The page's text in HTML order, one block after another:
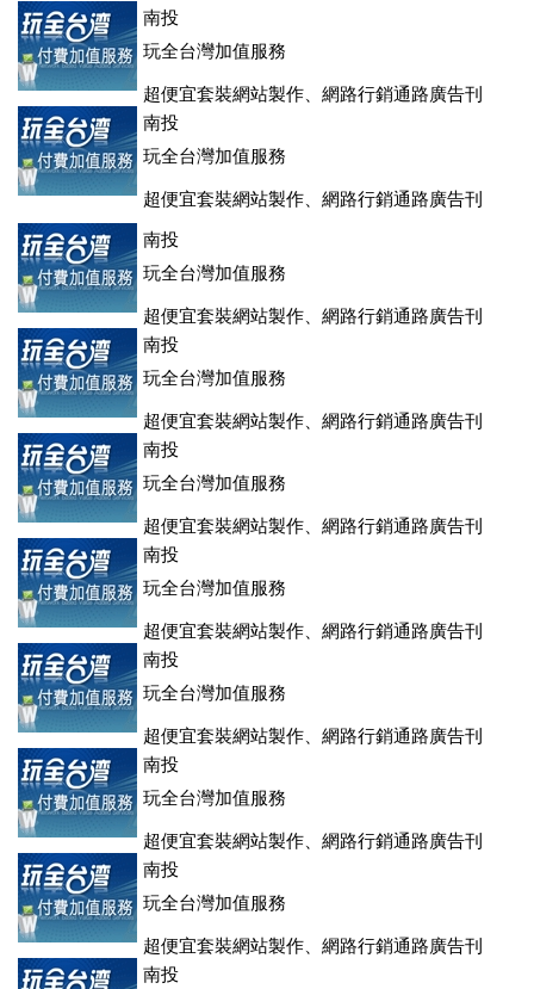
登、訂房系統、客房委託旅行社銷售，全面優惠中....
南投
玩全台灣加值服務
超便宜套裝網站製作、網路行銷通路廣告刊
登、訂房系統、客房委託旅行社銷售，全面優惠中....
南投
玩全台灣加值服務
超便宜套裝網站製作、網路行銷通路廣告刊
登、訂房系統、客房委託旅行社銷售，全面優惠中....
南投
玩全台灣加值服務
超便宜套裝網站製作、網路行銷通路廣告刊
登、訂房系統、客房委託旅行社銷售，全面優惠中....
南投
玩全台灣加值服務
超便宜套裝網站製作、網路行銷通路廣告刊
登、訂房系統、客房委託旅行社銷售，全面優惠中....
南投
玩全台灣加值服務
超便宜套裝網站製作、網路行銷通路廣告刊
登、訂房系統、客房委託旅行社銷售，全面優惠中....
南投
玩全台灣加值服務
超便宜套裝網站製作、網路行銷通路廣告刊
登、訂房系統、客房委託旅行社銷售，全面優惠中....
南投
玩全台灣加值服務
超便宜套裝網站製作、網路行銷通路廣告刊
登、訂房系統、客房委託旅行社銷售，全面優惠中....
南投
玩全台灣加值服務
超便宜套裝網站製作、網路行銷通路廣告刊
登、訂房系統、客房委託旅行社銷售，全面優惠中....
南投
玩全台灣加值服務
超便宜套裝網站製作、網路行銷通路廣告刊
登、訂房系統、客房委託旅行社銷售，全面優惠中....
南投